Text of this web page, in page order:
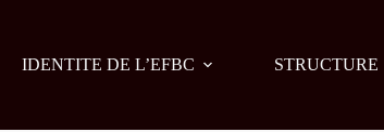
IDENTITE DE L’EFBC STRUCTURE